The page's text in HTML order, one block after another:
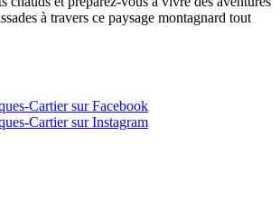
à travers ce paysage montagnard tout
Cartier sur Facebook
Cartier sur Instagram